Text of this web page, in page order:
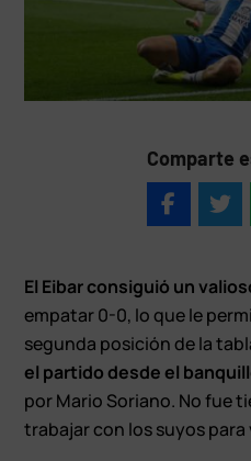
Comparte
El Eibar consiguió un
empatar 0-0, lo que le
segunda posición de la
el partido desde el
por Mario Soriano. No fue
trabajar con los suyos